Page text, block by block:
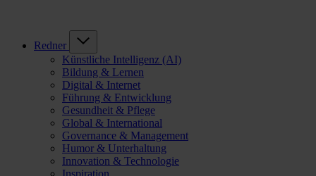
Redner
Künstliche Intelligenz (AI)
Bildung & Lernen
Digital & Internet
Führung & Entwicklung
Gesundheit & Pflege
Global & International
Governance & Management
Humor & Unterhaltung
Innovation & Technologie
Inspiration